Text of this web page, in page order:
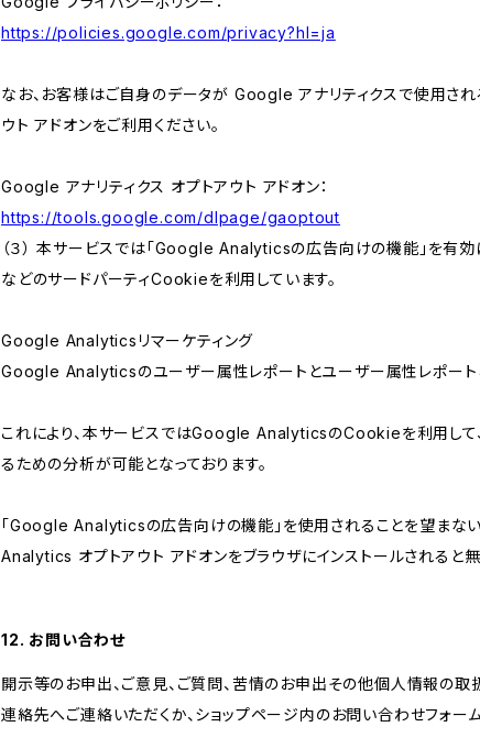
https://policies.google.com/privacy?hl=ja
なお、お客様はご自身のデータが Google アナリティクスで使用さ
ウト アドオンをご利用ください。
Google アナリティクス オプトアウト アドオン：
https://tools.google.com/dlpage/gaoptout
（３） 本サービスでは「Google Analyticsの広告向けの機能」を
などのサードパーティCookieを利用しています。
Google Analyticsリマーケティング
Google Analyticsのユーザー属性レポートとユーザー属性レポート
これにより、本サービスではGoogle AnalyticsのCookieを利用して
るための分析が可能となっております。
「Google Analyticsの広告向けの機能」を使用されることを望まな
Analytics オプトアウト アドオンをブラウザにインストールされると無
12. お問い合わせ
開示等のお申出、ご意見、ご質問、苦情のお申出その他個人情報の
連絡先へご連絡いただくか、ショップページ内のお問い合わせフォー